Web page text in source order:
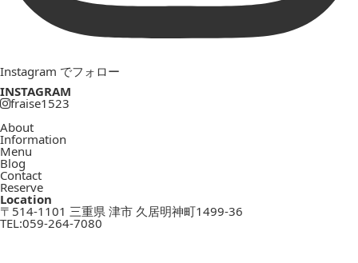
Instagram でフォロー
INSTAGRAM
fraise1523
About
Information
Menu
Blog
Contact
Reserve
Location
〒514-1101 三重県 津市 久居明神町1499-36
TEL:059-264-7080